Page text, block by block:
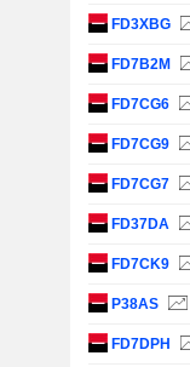
FD3XBG
FD7B2M
FD7CG6
FD7CG9
FD7CG7
FD37DA
FD7CK9
P38AS
FD7DPH